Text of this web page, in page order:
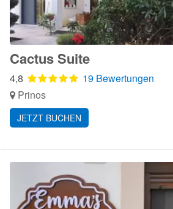
Cactus Suite
4,8
19 Bewertungen
Prinos
JETZT BUCHEN